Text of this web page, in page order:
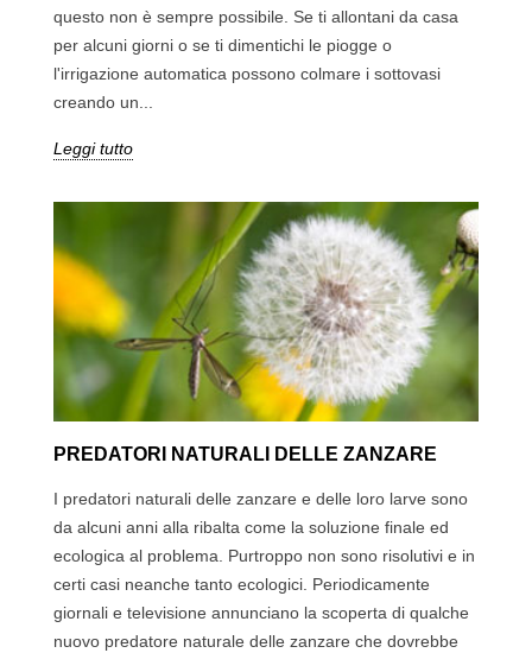
questo non è sempre possibile. Se ti allontani da casa
per alcuni giorni o se ti dimentichi le piogge o
l'irrigazione automatica possono colmare i sottovasi
creando un...
Leggi tutto
PREDATORI NATURALI DELLE ZANZARE
I predatori naturali delle zanzare e delle loro larve sono
da alcuni anni alla ribalta come la soluzione finale ed
ecologica al problema. Purtroppo non sono risolutivi e in
certi casi neanche tanto ecologici. Periodicamente
giornali e televisione annunciano la scoperta di qualche
nuovo predatore naturale delle zanzare che dovrebbe